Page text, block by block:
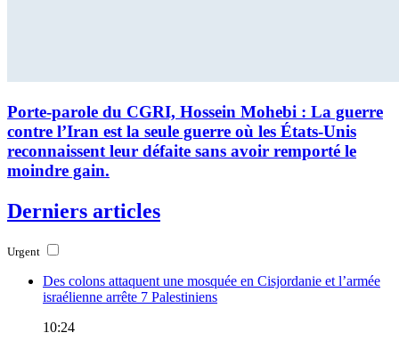
Porte-parole du CGRI, Hossein Mohebi : La guerre
contre l’Iran est la seule guerre où les États-Unis
reconnaissent leur défaite sans avoir remporté le
moindre gain.
Derniers articles
Urgent
Des colons attaquent une mosquée en Cisjordanie et l’armée
israélienne arrête 7 Palestiniens
10:24